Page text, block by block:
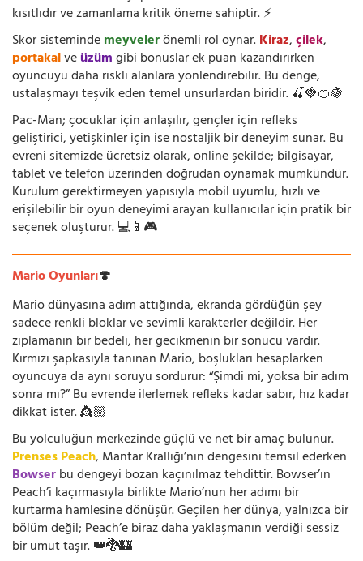
kısıtlıdır ve zamanlama kritik öneme sahiptir. ⚡
Skor sistemindemeyvelerönemli rol oynar.Kiraz,çilek,
portakalveüzümgibi bonuslar ek puan kazandırırken
oyuncuyu daha riskli alanlara yönlendirebilir. Bu denge,
ustalaşmayı teşvik eden temel unsurlardan biridir. 🍒🍓🍊🍇
Pac-Man; çocuklar için anlaşılır, gençler için refleks
geliştirici, yetişkinler için ise nostaljik bir deneyim sunar. Bu
evreni sitemizde ücretsiz olarak, online şekilde; bilgisayar,
tablet ve telefon üzerinden doğrudan oynamak mümkündür.
Kurulum gerektirmeyen yapısıyla mobil uyumlu, hızlı ve
erişilebilir bir oyun deneyimi arayan kullanıcılar için pratik bir
seçenek oluşturur. 💻📱🎮
Mario Oyunları🍄
Mario dünyasına adım attığında, ekranda gördüğün şey
sadece renkli bloklar ve sevimli karakterler değildir. Her
zıplamanın bir bedeli, her gecikmenin bir sonucu vardır.
Kırmızı şapkasıyla tanınan Mario, boşlukları hesaplarken
oyuncuya da aynı soruyu sordurur: “Şimdi mi, yoksa bir adım
sonra mı?” Bu evrende ilerlemek refleks kadar sabır, hız kadar
dikkat ister. 👸🏼
Bu yolculuğun merkezinde güçlü ve net bir amaç bulunur.
Prenses Peach, Mantar Krallığı’nın dengesini temsil ederken
Bowserbu dengeyi bozan kaçınılmaz tehdittir. Bowser’ın
Peach’i kaçırmasıyla birlikte Mario’nun her adımı bir
kurtarma hamlesine dönüşür. Geçilen her dünya, yalnızca bir
bölüm değil; Peach’e biraz daha yaklaşmanın verdiği sessiz
bir umut taşır. 👑🐉🏰